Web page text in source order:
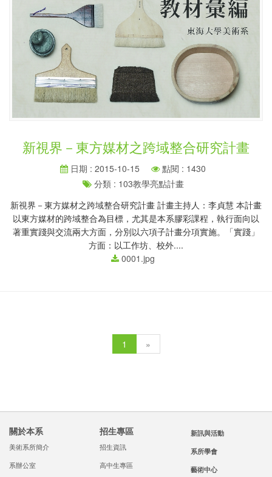
新視界－東方媒材之跨域整合研究計畫
日期 : 2015-10-15
點閱 : 1430
分類 : 103教學亮點計畫
新視界－東方媒材之跨域整合研究計畫 計畫主持人：李貞慧 本計畫
以東方媒材的跨域整合為目標，尤其是本系膠彩課程，執行面向以
著重實踐與交流兩大方面，分別以六項子計畫分項實施。「實踐」
方面：以工作坊、校外....
0001.jpg
1 »
關於本系
美術系所簡介
系辦公室
招生專區
招生資訊
高中生專區
新訊與活動
系所學會
藝術中心